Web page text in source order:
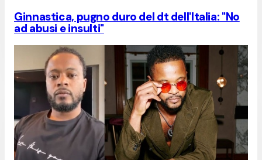
Ginnastica, pugno duro del dt dell'Italia: "No
ad abusi e insulti"